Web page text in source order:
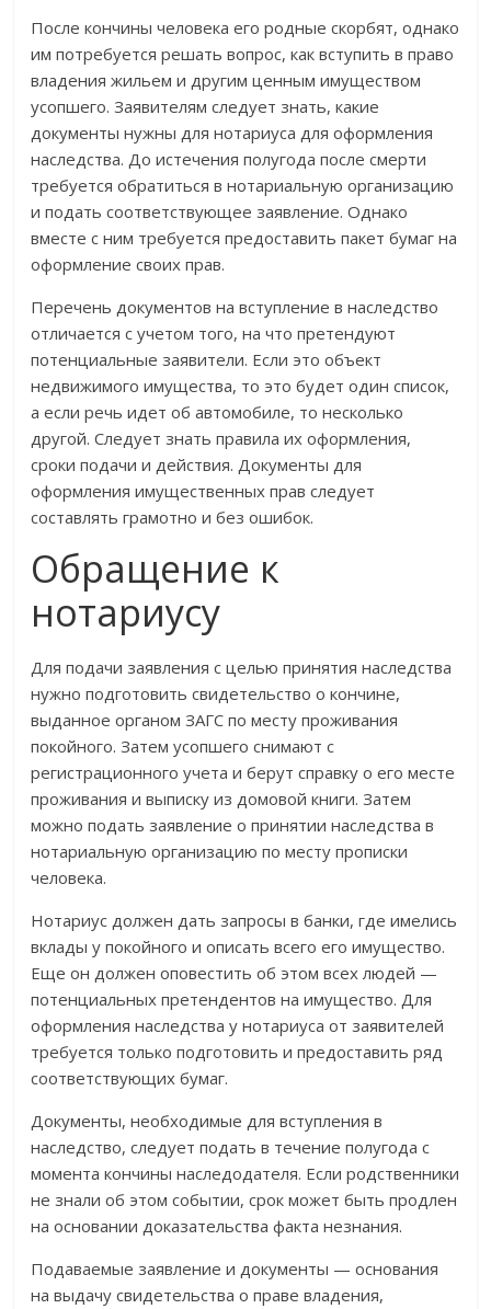
После кончины человека его родные скорбят, однако
им потребуется решать вопрос, как вступить в право
владения жильем и другим ценным имуществом
усопшего. Заявителям следует знать, какие
документы нужны для нотариуса для оформления
наследства. До истечения полугода после смерти
требуется обратиться в нотариальную организацию
и подать соответствующее заявление. Однако
вместе с ним требуется предоставить пакет бумаг на
оформление своих прав.
Перечень документов на вступление в наследство
отличается с учетом того, на что претендуют
потенциальные заявители. Если это объект
недвижимого имущества, то это будет один список,
а если речь идет об автомобиле, то несколько
другой. Следует знать правила их оформления,
сроки подачи и действия. Документы для
оформления имущественных прав следует
составлять грамотно и без ошибок.
Обращение к
нотариусу
Для подачи заявления с целью принятия наследства
нужно подготовить свидетельство о кончине,
выданное органом ЗАГС по месту проживания
покойного. Затем усопшего снимают с
регистрационного учета и берут справку о его месте
проживания и выписку из домовой книги. Затем
можно подать заявление о принятии наследства в
нотариальную организацию по месту прописки
человека.
Нотариус должен дать запросы в банки, где имелись
вклады у покойного и описать всего его имущество.
Еще он должен оповестить об этом всех людей —
потенциальных претендентов на имущество. Для
оформления наследства у нотариуса от заявителей
требуется только подготовить и предоставить ряд
соответствующих бумаг.
Документы, необходимые для вступления в
наследство, следует подать в течение полугода с
момента кончины наследодателя. Если родственники
не знали об этом событии, срок может быть продлен
на основании доказательства факта незнания.
Подаваемые заявление и документы — основания
на выдачу свидетельства о праве владения,